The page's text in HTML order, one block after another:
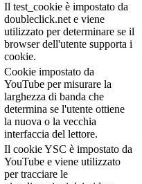
Il test_cookie è impostato da
doubleclick.net e viene
utilizzato per determinare se il
browser dell'utente supporta i
cookie.
Cookie impostato da
YouTube per misurare la
larghezza di banda che
determina se l'utente ottiene
la nuova o la vecchia
interfaccia del lettore.
Il cookie YSC è impostato da
YouTube e viene utilizzato
per tracciare le